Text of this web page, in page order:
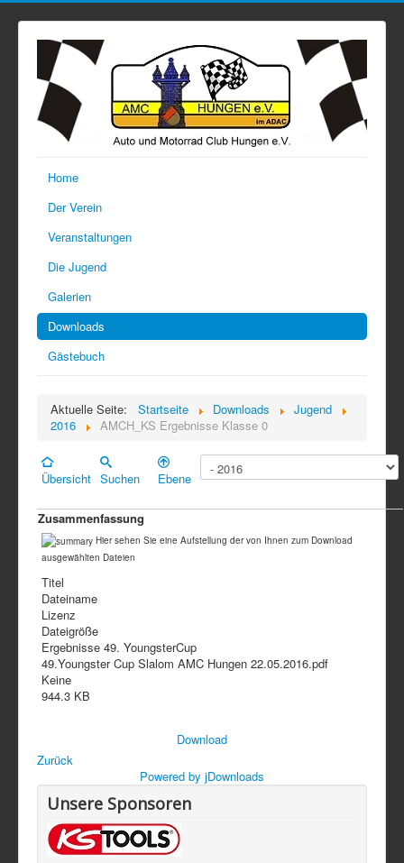
Home
Der Verein
Veranstaltungen
Die Jugend
Galerien
Downloads
Gästebuch
Aktuelle Seite: Startseite Downloads
Jugend
2016
AMCH_KS Ergebnisse Klasse 0
Übersicht Suchen Ebene
Zusammenfassung
Hier sehen Sie eine Aufstellung der von Ihnen zum Download
ausgewählten Dateien
Titel
Dateiname
Lizenz
Dateigröße
Ergebnisse 49. YoungsterCup
49.Youngster Cup Slalom AMC Hungen 22.05.2016.pdf
Keine
944.3 KB
Download
Zurück
Powered by jDownloads
Unsere Sponsoren